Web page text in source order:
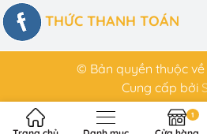
HÌNH THỨC THANH TOÁN
© Bản quyền thuộc về
Cung cấp bởi
1